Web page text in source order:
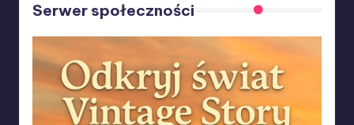
Serwer społeczności